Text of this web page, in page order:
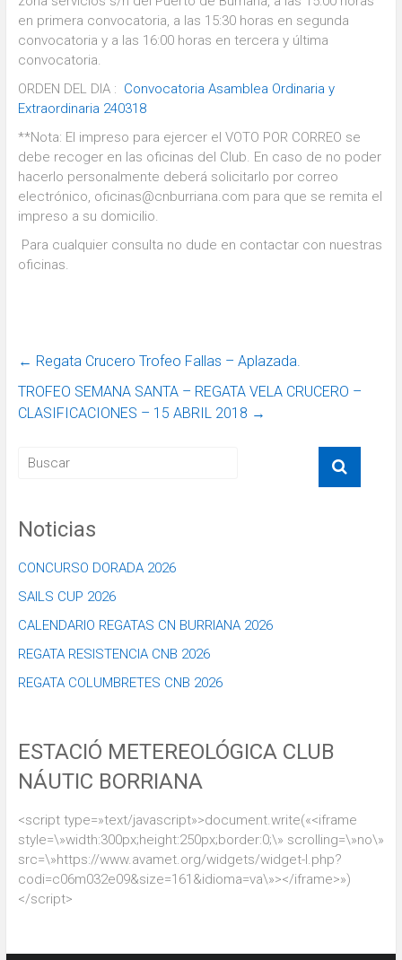
en primera convocatoria, a las 15:30 horas en segunda
convocatoria y a las 16:00 horas en tercera y última
convocatoria.
ORDEN DEL DIA : Convocatoria Asamblea Ordinaria y
Extraordinaria 240318
**Nota: El impreso para ejercer el VOTO POR CORREO se
debe recoger en las oficinas del Club. En caso de no poder
hacerlo personalmente deberá solicitarlo por correo
electrónico, oficinas@cnburriana.com para que se remita el
impreso a su domicilio.
Para cualquier consulta no dude en contactar con nuestras
oficinas.
← Regata Crucero Trofeo Fallas – Aplazada.
TROFEO SEMANA SANTA – REGATA VELA CRUCERO –
CLASIFICACIONES – 15 ABRIL 2018 →
Noticias
CONCURSO DORADA 2026
SAILS CUP 2026
CALENDARIO REGATAS CN BURRIANA 2026
REGATA RESISTENCIA CNB 2026
REGATA COLUMBRETES CNB 2026
ESTACIÓ METEREOLÓGICA CLUB
NÁUTIC BORRIANA
<script type=»text/javascript»>document.write(«<iframe
style=\»width:300px;height:250px;border:0;\» scrolling=\»no\»
src=\»https://www.avamet.org/widgets/widget-l.php?
codi=c06m032e09&size=161&idioma=va\»></iframe>»)
</script>